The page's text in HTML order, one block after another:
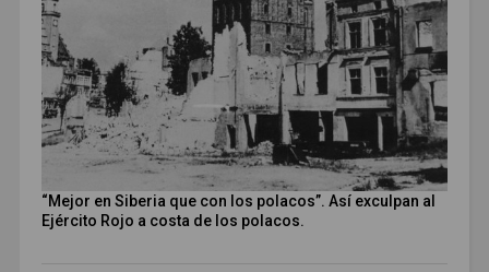
“Mejor en Siberia que con los polacos”. Así exculpan al
Ejército Rojo a costa de los polacos.